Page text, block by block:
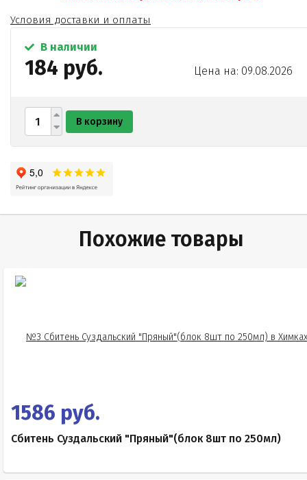
Условия доставки и оплаты
В наличии
184 руб. Цена на: 09.08.2026
В корзину
Похожие товары
1586 руб.
Сбитень Суздальский "Пряный"(блок 8шт по 250мл)